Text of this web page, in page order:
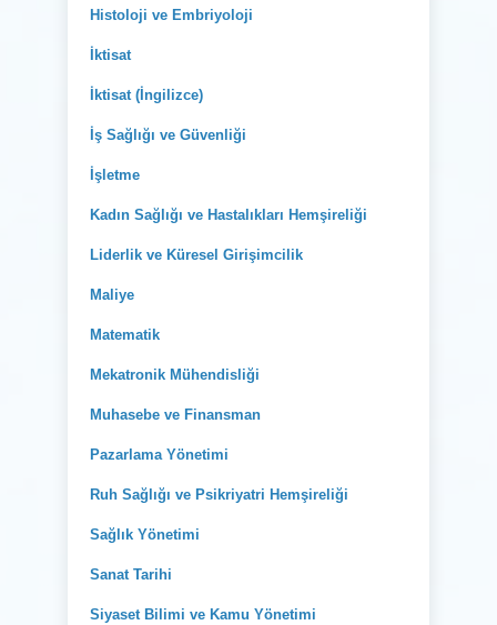
Histoloji ve Embriyoloji
İktisat
İktisat (İngilizce)
İş Sağlığı ve Güvenliği
İşletme
Kadın Sağlığı ve Hastalıkları Hemşireliği
Liderlik ve Küresel Girişimcilik
Maliye
Matematik
Mekatronik Mühendisliği
Muhasebe ve Finansman
Pazarlama Yönetimi
Ruh Sağlığı ve Psikriyatri Hemşireliği
Sağlık Yönetimi
Sanat Tarihi
Siyaset Bilimi ve Kamu Yönetimi